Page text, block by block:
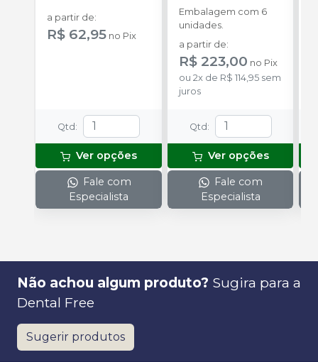
a partir de:
R$ 62,95 no Pix
Qtd:
Ver opções
Fale com
Especialista
Embalagem com 6
unidades.
a partir de:
R$ 223,00 no Pix
ou 2x de R$ 114,95 sem
juros
Qtd:
Ver opções
Fale com
Especialista
Não achou algum produto? Sugira para a
Dental Free
Sugerir produtos